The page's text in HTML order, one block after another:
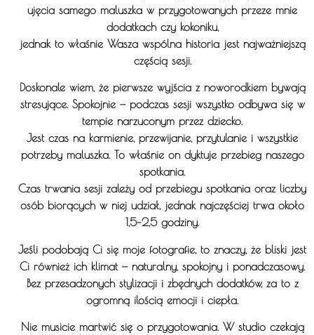
ujęcia samego maluszka w przygotowanych przeze mnie
dodatkach czy kokoniku,
jednak to właśnie Wasza wspólna historia jest najważniejszą
częścią sesji.
Doskonale wiem, że pierwsze wyjścia z noworodkiem bywają
stresujące. Spokojnie — podczas sesji wszystko odbywa się w
tempie narzuconym przez dziecko.
Jest czas na karmienie, przewijanie, przytulanie i wszystkie
potrzeby maluszka. To właśnie on dyktuje przebieg naszego
spotkania.
Czas trwania sesji zależy od przebiegu spotkania oraz liczby
osób biorących w niej udział, jednak najczęściej trwa około
1,5–2,5 godziny.
Jeśli podobają Ci się moje fotografie, to znaczy, że bliski jest
Ci również ich klimat — naturalny, spokojny i ponadczasowy.
Bez przesadzonych stylizacji i zbędnych dodatków, za to z
ogromną ilością emocji i ciepła.
Nie musicie martwić się o przygotowania. W studio czekają